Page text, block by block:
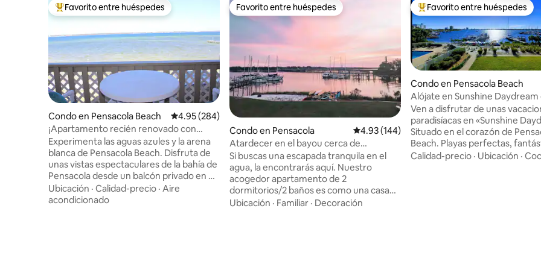
Favorito entre huéspedes preferido
Favorito entre huéspedes
Condo en Pensacola Beach Calificación promedio: 4.95 de 5, 284 reseñas
4.95 (284)
¡Apartamento recién renovado con
increíbles vistas al agua!
Experimenta las aguas azules y la arena
blanca de Pensacola Beach. Disfruta de
unas vistas espectaculares de la bahía de
Pensacola desde un balcón privado en el
tercer piso. Este departamento
recientemente renovado ofrece pisos
Ubicación · Calidad-precio · Aire
acondicionado
Favorito entre huéspedes
Favorito entre huéspedes
Condo en Pensacola Calificación promedio: 4.93 de 5, 144 reseñas
4.93 (144)
Atardecer en el bayou cerca de
NAS/centro de Pensacola
Si buscas una escapada tranquila en el
agua, la encontrarás aquí. Nuestro
acogedor apartamento de 2
dormitorios/2 baños es como una casa
de campo junto al mar en un entorno de
Ubicación · Familiar · Decoración
Favorito entre huéspedes
Favorito entre huéspedes
Condo en Pensacola Beach
Alójate en Sunshine Daydream
Pensacola Beach
Ven a disfrutar de unas
paradisíacas en «Sunshine
Situado en el corazón de
Beach. Playas perfectas,
restaurantes/bares y tiendas a
Calidad-precio · Ubicación ·